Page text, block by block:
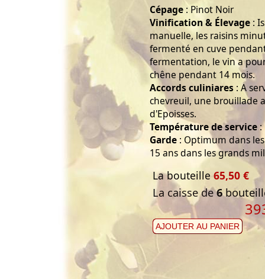
Cépage : Pinot Noir
Vinification & Élevage :
manuelle, les raisins
fermenté en cuve
fermentation, le vin a
chêne pendant 14 mois.
Accords culiniares : A
chevreuil, une brouillade
d'Epoisses.
Température de service:
Garde : Optimum dans
15 ans dans les grands
La bouteille 65,50 €
La caisse de6
AJOUTER AU PANIER